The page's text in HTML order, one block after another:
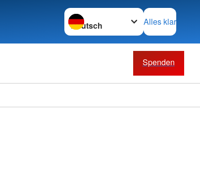
Sprache wechseln zu
Alles klar
Spenden